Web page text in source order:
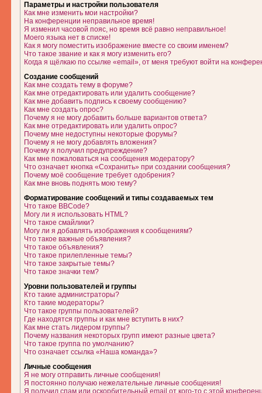
Параметры и настройки пользователя
Как мне изменить мои настройки?
На конференции неправильное время!
Я изменил часовой пояс, но время всё равно неправильное!
Моего языка нет в списке!
Как я могу поместить изображение вместе со своим именем?
Что такое звание и как я могу изменить его?
Когда я щёлкаю по ссылке «email», от меня требуют войти на
Создание сообщений
Как мне создать тему в форуме?
Как мне отредактировать или удалить сообщение?
Как мне добавить подпись к своему сообщению?
Как мне создать опрос?
Почему я не могу добавить больше вариантов ответа?
Как мне отредактировать или удалить опрос?
Почему мне недоступны некоторые форумы?
Почему я не могу добавлять вложения?
Почему я получил предупреждение?
Как мне пожаловаться на сообщения модератору?
Что означает кнопка «Сохранить» при создании сообщения?
Почему моё сообщение требует одобрения?
Как мне вновь поднять мою тему?
Форматирование сообщений и типы создаваемых тем
Что такое BBCode?
Могу ли я использовать HTML?
Что такое смайлики?
Могу ли я добавлять изображения к сообщениям?
Что такое важные объявления?
Что такое объявления?
Что такое прилепленные темы?
Что такое закрытые темы?
Что такое значки тем?
Уровни пользователей и группы
Кто такие администраторы?
Кто такие модераторы?
Что такое группы пользователей?
Где находятся группы и как мне вступить в них?
Как мне стать лидером группы?
Почему названия некоторых групп имеют разные цвета?
Что такое группа по умолчанию?
Что означает ссылка «Наша команда»?
Личные сообщения
Я не могу отправить личные сообщения!
Я постоянно получаю нежелательные личные сообщения!
Я получил спам или оскорбительный email от кого-то с этой